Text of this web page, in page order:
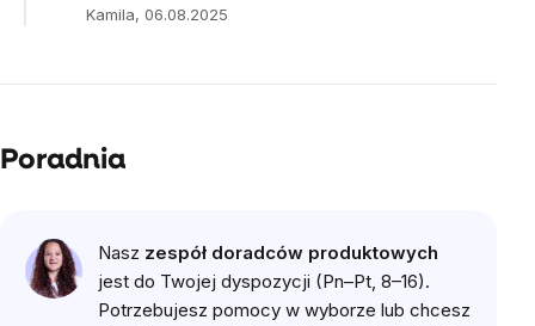
Kamila, 06.08.2025
Poradnia
Nasz zespół doradców produktowych
jest do Twojej dyspozycji (Pn–Pt, 8–16).
Potrzebujesz pomocy w wyborze lub chcesz